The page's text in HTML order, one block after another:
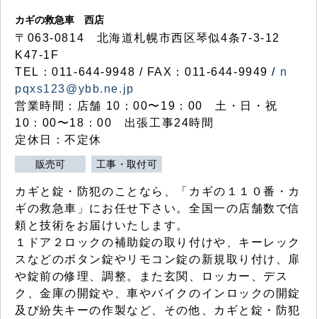
カギの救急車 西店
〒063-0814 北海道札幌市西区琴似4条7-3-12
K47-1F
TEL：011-644-9948 / FAX：011-644-9949 / n
pqxs123@ybb.ne.jp
営業時間：店舗 10：00〜19：00 土・日・祝
10：00〜18：00 出張工事24時間
定休日：不定休
販売可 工事・取付可
カギと錠・防犯のことなら、「カギの１１０番・カ
ギの救急車」にお任せ下さい。全国一の店舗数で信
頼と技術をお届けいたします。
１ドア２ロックの補助錠の取り付けや、キーレック
スなどのボタン錠やリモコン錠の新規取り付け、扉
や錠前の修理、調整。また玄関、ロッカー、デス
ク、金庫の開錠や、車やバイクのインロックの開錠
及び紛失キーの作製など、その他、カギと錠・防犯